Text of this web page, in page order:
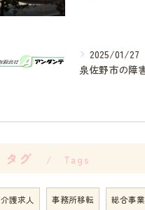
2025/01/27
タグ Tags
介護求人 事務所移転 総合事業